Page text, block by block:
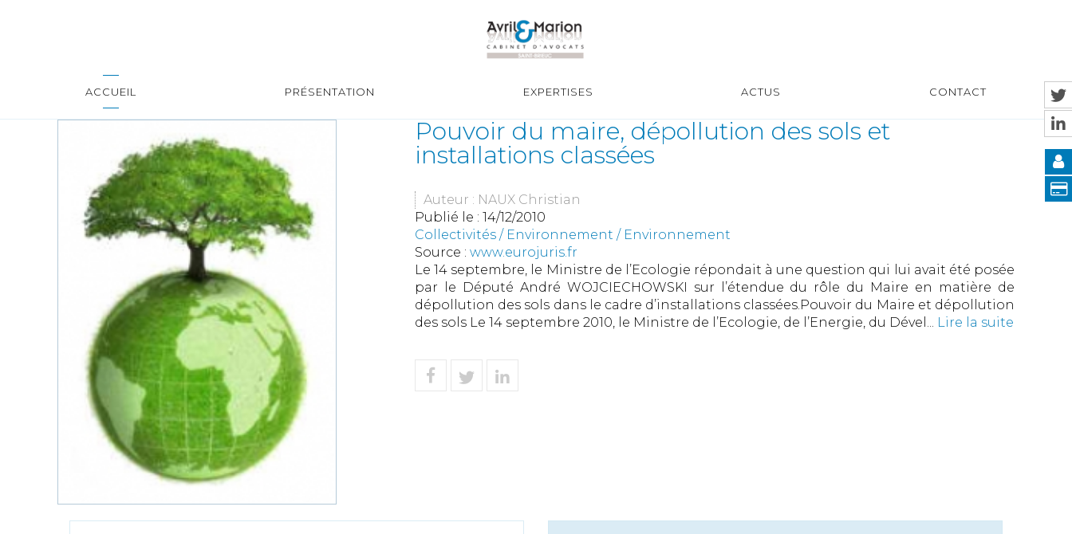
ACCUEIL PRÉSENTATION EXPERTISES ACTUS CONTACT
Pouvoir du maire, dépollution des sols et
installations classées
Auteur : NAUX Christian
Publié le : 14/12/2010
Collectivités / Environnement / Environnement
Source : www.eurojuris.fr
Le 14 septembre, le Ministre de l’Ecologie répondait à une question qui lui avait été posée
par le Député André WOJCIECHOWSKI sur l’étendue du rôle du Maire en matière de
dépollution des sols dans le cadre d’installations classées.Pouvoir du Maire et dépollution
des sols Le 14 septembre 2010, le Ministre de l’Ecologie, de l’Energie, du Dével... Lire la suite